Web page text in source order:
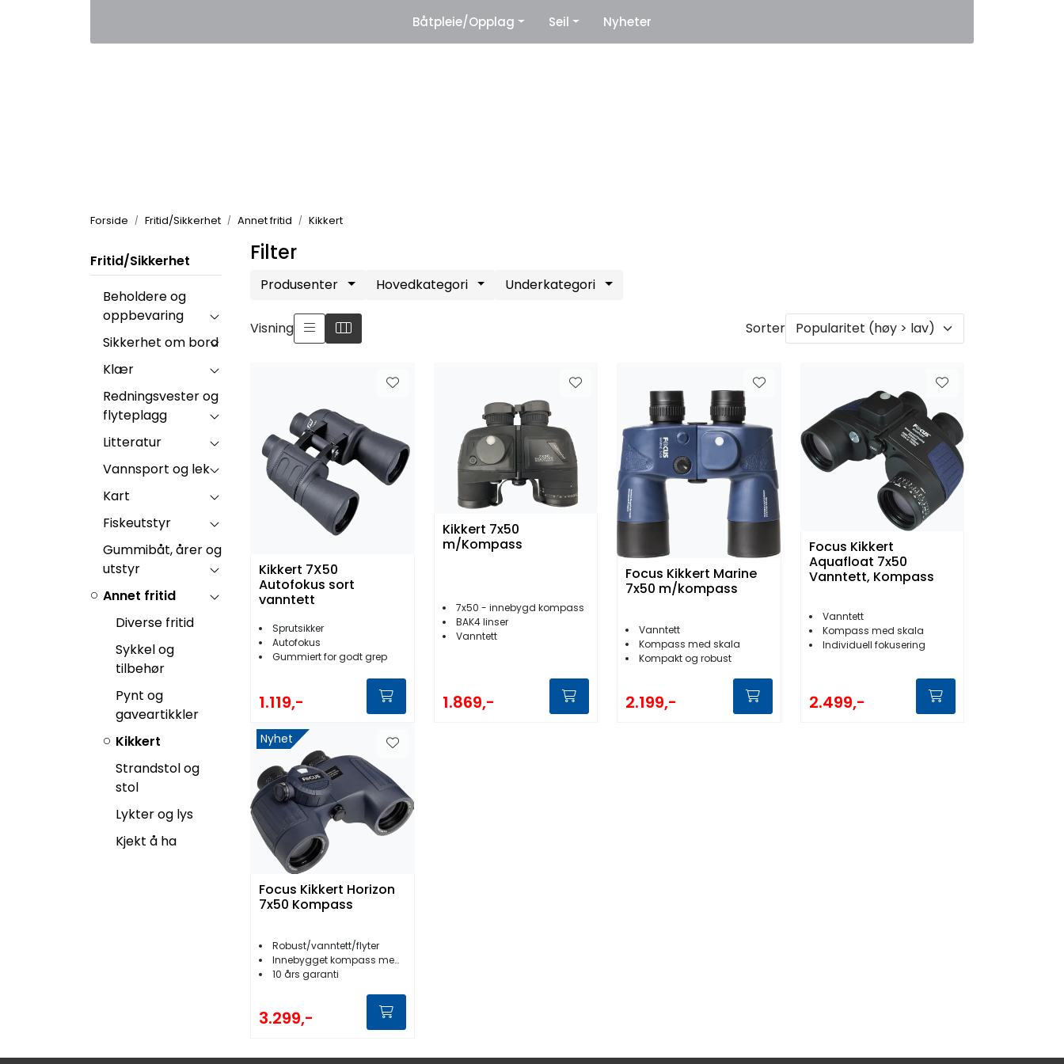
Leverandører
Båtpleie/Opplag Seil Nyheter
Forside Fritid/Sikkerhet Annet fritid Kikkert
Fritid/Sikkerhet
Beholdere og
oppbevaring
Sikkerhet om bord
Klær
Redningsvester og
flyteplagg
Litteratur
Vannsport og lek
Kart
Fiskeutstyr
Gummibåt, årer og
utstyr
Annet fritid
Diverse fritid
Sykkel og
tilbehør
Pynt og
gaveartikkler
Kikkert
Strandstol og
stol
Lykter og lys
Kjekt å ha
Filter
Produsenter Hovedkategori Underkategori
Visning Sorter
Kikkert 7X50
Autofokus sort
vanntett
Sprutsikker
Autofokus
Gummiert for godt grep
1.119,-
Kikkert 7x50
m/Kompass
7x50 - innebygd kompass
BAK4 linser
Vanntett
1.869,-
Focus Kikkert Marine
7x50 m/kompass
Vanntett
Kompass med skala
Kompakt og robust
2.199,-
Focus Kikkert
Aquafloat 7x50
Vanntett, Kompass
Vanntett
Kompass med skala
Individuell fokusering
2.499,-
Nyhet
Focus Kikkert Horizon
7x50 Kompass
Robust/vanntett/flyter
Innebygget kompass med lys
10 års garanti
3.299,-